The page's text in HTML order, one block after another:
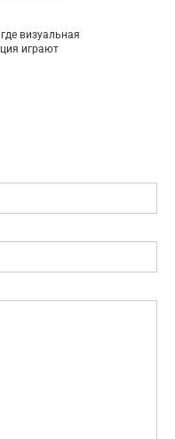
визуальная
играют